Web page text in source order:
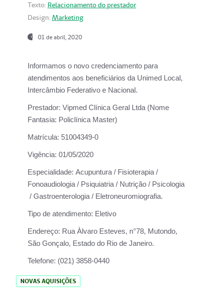
Texto: Relacionamento do prestador
Design: Marketing
01 de abril, 2020
Informamos o novo credenciamento para
atendimentos aos beneficiários da Unimed Local,
Intercâmbio Federativo e Nacional.
Prestador: Vipmed Clínica Geral Ltda (Nome
Fantasia: Policlínica Master)
Matrícula: 51004349-0
Vigência: 01/05/2020
Especialidade: Acupuntura / Fisioterapia /
Fonoaudiologia / Psiquiatria / Nutrição / Psicologia
/ Gastroenterologia / Eletroneuromiografia.
Tipo de atendimento: Eletivo
Endereço: Rua Àlvaro Esteves, n°78, Mutondo,
São Gonçalo, Estado do Rio de Janeiro.
Telefone: (021) 3858-0440
NOVAS AQUISIÇÕES